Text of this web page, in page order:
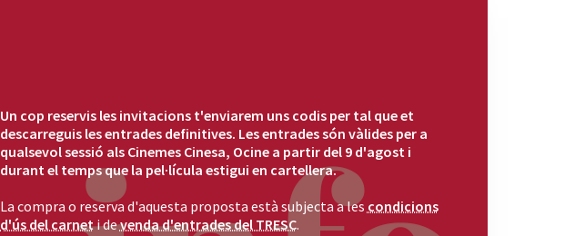
Un cop reservis les invitacions t'enviarem uns codis per tal que et
descarreguis les entrades definitives. Les entrades són vàlides per a
qualsevol sessió als Cinemes Cinesa, Ocine a partir del 9 d'agost i
durant el temps que la pel·lícula estigui en cartellera.
La compra o reserva d'aquesta proposta està subjecta a les condicions
d'ús del carneti devenda d'entrades del TRESC.